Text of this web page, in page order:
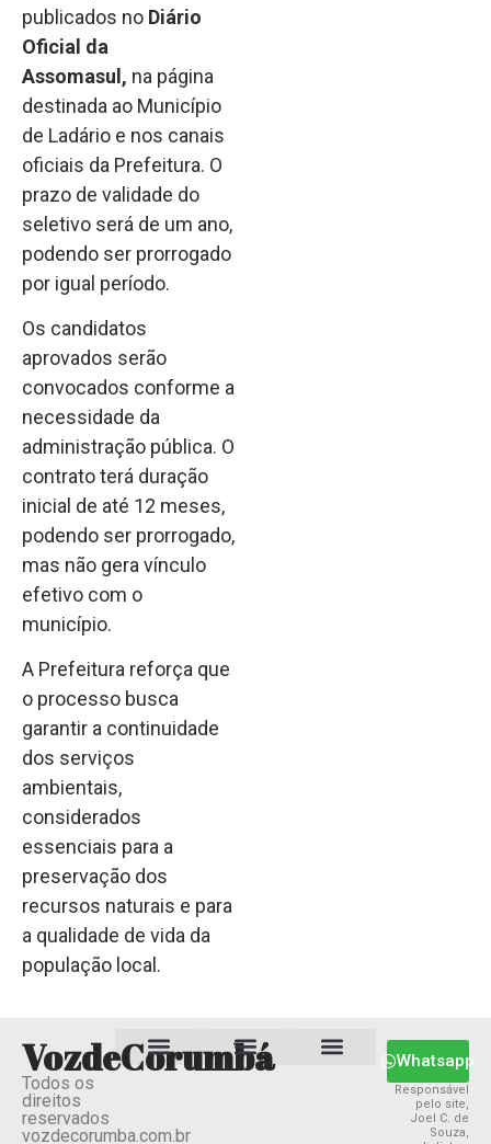
publicados no Diário
Oficial da
Assomasul, na página
destinada ao Município
de Ladário e nos canais
oficiais da Prefeitura. O
prazo de validade do
seletivo será de um ano,
podendo ser prorrogado
por igual período.
Os candidatos
aprovados serão
convocados conforme a
necessidade da
administração pública. O
contrato terá duração
inicial de até 12 meses,
podendo ser prorrogado,
mas não gera vínculo
efetivo com o
município.
A Prefeitura reforça que
o processo busca
garantir a continuidade
dos serviços
ambientais,
considerados
essenciais para a
preservação dos
recursos naturais e para
a qualidade de vida da
população local.
VozdeCorumbá
Todos os
direitos
reservados
vozdecorumba.com.br
Whatsapp
Responsável
pelo site,
Joel C. de
Souza,